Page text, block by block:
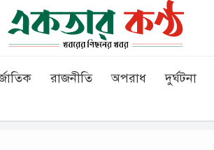
রাজনীতি অপরাধ দুর্ঘটনা